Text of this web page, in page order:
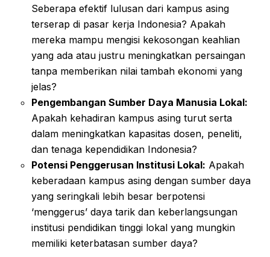
Seberapa efektif lulusan dari kampus asing
terserap di pasar kerja Indonesia? Apakah
mereka mampu mengisi kekosongan keahlian
yang ada atau justru meningkatkan persaingan
tanpa memberikan nilai tambah ekonomi yang
jelas?
Pengembangan Sumber Daya Manusia Lokal:
Apakah kehadiran kampus asing turut serta
dalam meningkatkan kapasitas dosen, peneliti,
dan tenaga kependidikan Indonesia?
Potensi Penggerusan Institusi Lokal: Apakah
keberadaan kampus asing dengan sumber daya
yang seringkali lebih besar berpotensi
‘menggerus’ daya tarik dan keberlangsungan
institusi pendidikan tinggi lokal yang mungkin
memiliki keterbatasan sumber daya?